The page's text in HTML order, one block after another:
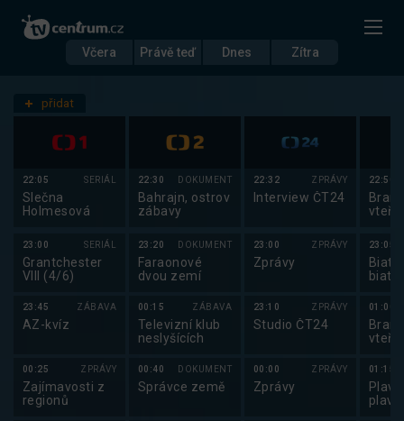
Včera Právě teď Dnes Zítra
Nastavení stanic
přidat
22:05 SERIÁL
Slečna
Holmesová
23:00 SERIÁL
Grantchester
VIII (4/6)
23:45 ZÁBAVA
AZ-kvíz
00:25 ZPRÁVY
Zajímavosti z
regionů
22:30 DOKUMENT
Bahrajn, ostrov
zábavy
23:20 DOKUMENT
Faraonové
dvou zemí
00:15 ZÁBAVA
Televizní klub
neslyšících
00:40 DOKUMENT
Správce země
22:32 ZPRÁVY
Interview ČT24
23:00 ZPRÁVY
Zprávy
23:10 ZPRÁVY
Studio ČT24
00:00 ZPRÁVY
Zprávy
22:50
23:05
01:00
01:15